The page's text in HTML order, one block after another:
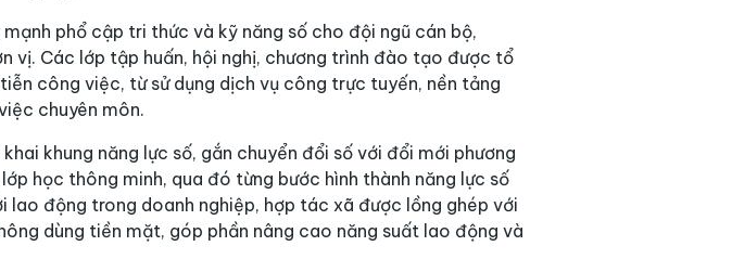
phổ cập tri thức và kỹ năng số cho đội ngũ cán bộ,
vị. Các lớp tập huấn, hội nghị, chương trình đào tạo được tổ
công việc, từ sử dụng dịch vụ công trực tuyến, nền tảng
chuyên môn.
khung năng lực số, gắn chuyển đổi số với đổi mới phương
học thông minh, qua đó từng bước hình thành năng lực số
động trong doanh nghiệp, hợp tác xã được lồng ghép với
dùng tiền mặt, góp phần nâng cao năng suất lao động và